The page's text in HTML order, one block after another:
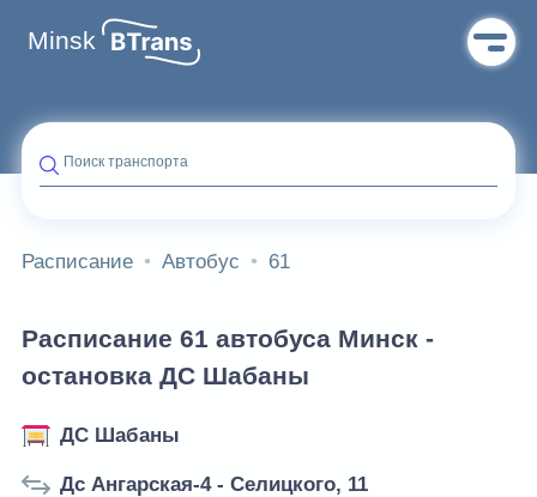
Minsk
Поиск транспорта
Расписание Автобус 61
Расписание 61 автобуса Минск -
остановка ДС Шабаны
ДС Шабаны
Дс Ангарская-4 - Селицкого, 11